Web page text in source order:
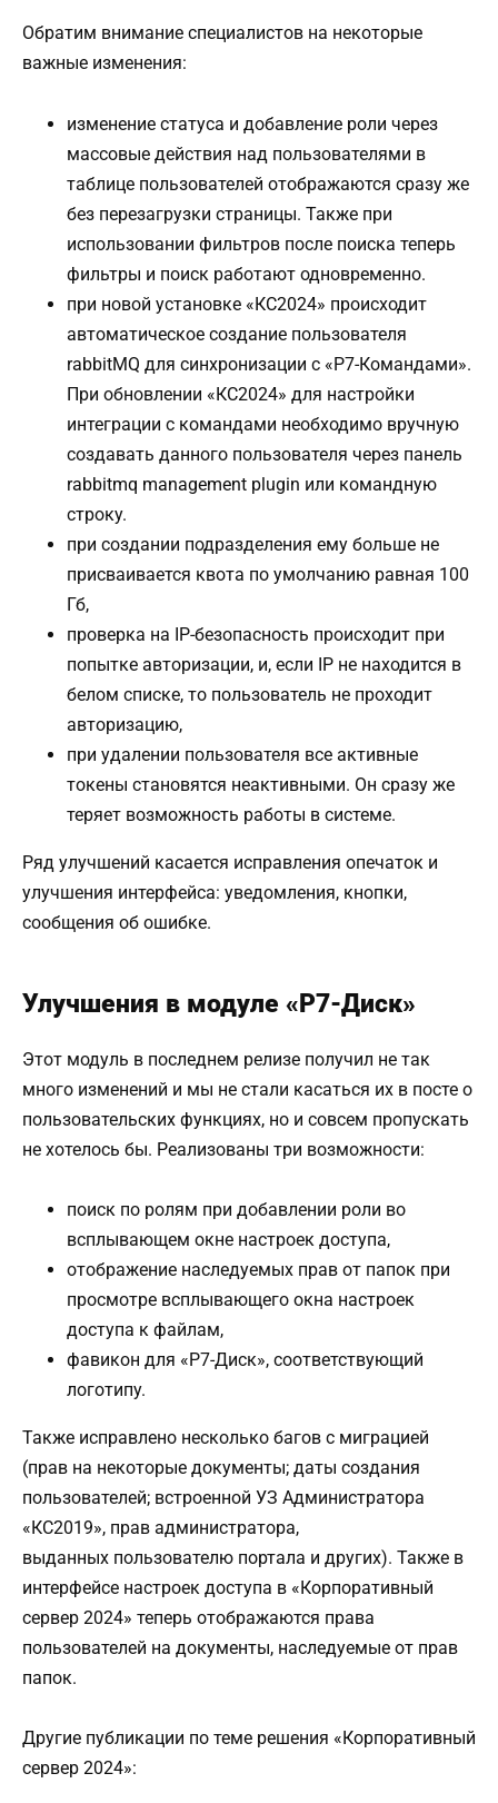
Обратим внимание специалистов на некоторые
важные изменения:
изменение статуса и добавление роли через
массовые действия над пользователями в
таблице пользователей отображаются сразу же
без перезагрузки страницы. Также при
использовании фильтров после поиска теперь
фильтры и поиск работают одновременно.
при новой установке «КС2024» происходит
автоматическое создание пользователя
rabbitMQ для синхронизации с «Р7-Командами».
При обновлении «КС2024» для настройки
интеграции с командами необходимо вручную
создавать данного пользователя через панель
rabbitmq management plugin или командную
строку.
при создании подразделения ему больше не
присваивается квота по умолчанию равная 100
Гб,
проверка на IP-безопасность происходит при
попытке авторизации, и, если IP не находится в
белом списке, то пользователь не проходит
авторизацию,
при удалении пользователя все активные
токены становятся неактивными. Он сразу же
теряет возможность работы в системе.
Ряд улучшений касается исправления опечаток и
улучшения интерфейса: уведомления, кнопки,
сообщения об ошибке.
Улучшения в модуле «Р7-Диск»
Этот модуль в последнем релизе получил не так
много изменений и мы не стали касаться их в посте о
пользовательских функциях, но и совсем пропускать
не хотелось бы. Реализованы три возможности:
поиск по ролям при добавлении роли во
всплывающем окне настроек доступа,
отображение наследуемых прав от папок при
просмотре всплывающего окна настроек
доступа к файлам,
фавикон для «Р7-Диск», соответствующий
логотипу.
Также исправлено несколько багов с миграцией
(прав на некоторые документы; даты создания
пользователей; встроенной УЗ Администратора
«КС2019», прав администратора,
выданных пользователю портала и других). Также в
интерфейсе настроек доступа в «Корпоративный
сервер 2024» теперь отображаются права
пользователей на документы, наследуемые от прав
папок.
Другие публикации по теме решения «Корпоративный
сервер 2024»: